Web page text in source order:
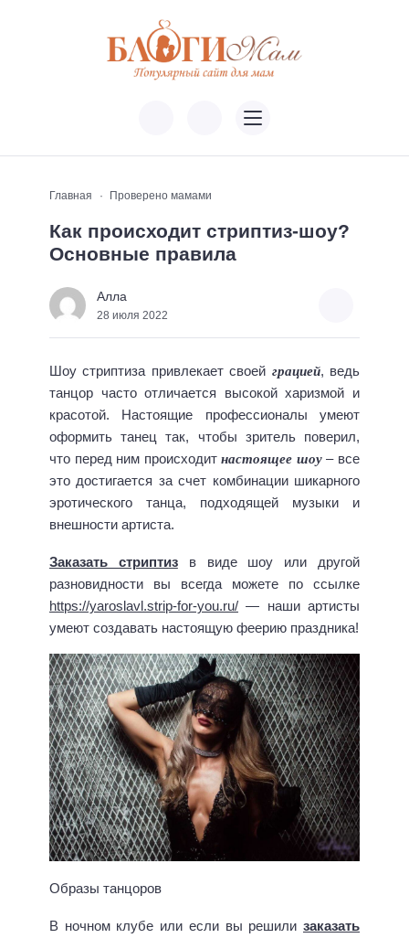
Главная Проверено мамами
Как происходит стриптиз-шоу?
Основные правила
Алла
28 июля 2022
Шоу стриптиза привлекает своей грацией, ведь
танцор часто отличается высокой харизмой и
красотой. Настоящие профессионалы умеют
оформить танец так, чтобы зритель поверил,
что перед ним происходитнастоящее шоу– все
это достигается за счет комбинации шикарного
эротического танца, подходящей музыки и
внешности артиста.
Заказать стриптизв виде шоу или другой
разновидности вы всегда можете по ссылке
https://yaroslavl.strip-for-you.ru/ — наши артисты
умеют создавать настоящую феерию праздника!
Образы танцоров
В ночном клубе или если вы решили заказать